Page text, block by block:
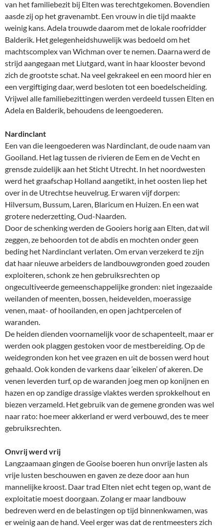
van het familiebezit bij Elten was terechtgekomen. Bovendien
aasde zij op het gravenambt. Een vrouw in die tijd maakte
weinig kans. Adela trouwde daarom met de lokale roofridder
Balderik. Het gelegenheidshuwelijk was bedoeld om het
machtscomplex van Wichman over te nemen. Daarna werd de
strijd aangegaan met Liutgard, want in haar klooster bevond
zich de grootste schat. Na veel gekrakeel en een moord hier en
een vergiftiging daar, werd besloten tot een boedelscheiding.
Vrijwel alle familiebezittingen werden verdeeld tussen Elten en
Adela en Balderik, behoudens de leengoederen.
Nardinclant
Een van die leengoederen was Nardinclant, de oude naam van
Gooiland. Het lag tussen de rivieren de Eem en de Vecht en
grensde zuidelijk aan het Sticht Utrecht. In het noordwesten
werd het graafschap Holland aangetikt, in het oosten liep het
over in de Utrechtse heuvelrug. Er waren vijf dorpen:
Hilversum, Bussum, Laren, Blaricum en Huizen. En een wat
grotere nederzetting, Oud-Naarden.
Door de schenking werden de Gooiers horig aan Elten, dat wil
zeggen, ze behoorden tot de abdis en mochten onder geen
beding het Nardinclant verlaten. Om ervan verzekerd te zijn
dat haar nieuwe arbeiders de landbouwgronden goed zouden
exploiteren, schonk ze hen gebruiksrechten op
ongecultiveerde gemeenschappelijke gronden: niet ingezaaide
weilanden of meenten, bossen, heidevelden, moerassige
venen, maat- of hooilanden, en open jacht­percelen of
waranden.
De heiden dienden voornamelijk voor de schapenteelt, maar er
werden ook plaggen gestoken voor de mest­bereiding. Op de
weidegronden kon het vee grazen en uit de bossen werd hout
gehaald. Ook konden de varkens daar ‘eikelen’ of akeren. De
venen leverden turf, op de waranden joeg men op konijnen en
hazen en op zandige drassige vlaktes werden sprokkelhout en
biezen verzameld. Het gebruik van de gemene gronden was wel
naar rato: hoe meer akkerland er werd verbouwd, des te meer
gebruiksrechten.
Onvrij werd vrij
Langzaamaan gingen de Gooise boeren hun onvrije lasten als
vrije lusten beschouwen en gaven ze deze door aan hun
mannelijke kroost. Daar trad Elten niet echt tegen op, want de
exploitatie moest doorgaan. Zolang er maar landbouw
bedreven werd en de belastingen op tijd binnenkwamen, was
er weinig aan de hand. Veel erger was dat de rentmeesters zich